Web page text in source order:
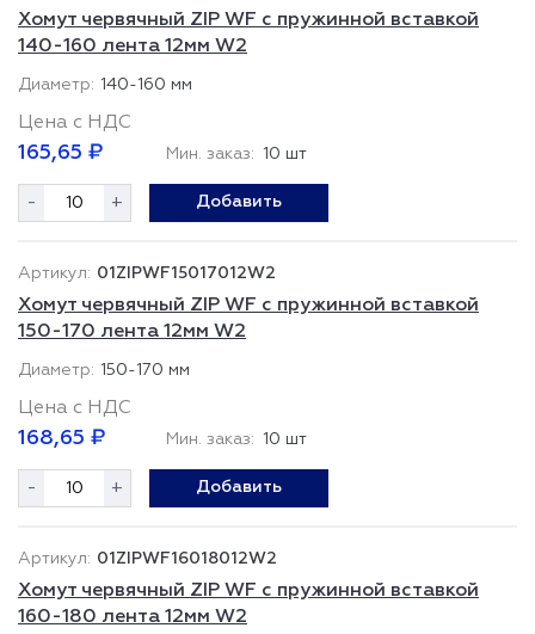
Хомут червячный ZIP WF с пружинной вставкой
140-160 лента 12мм W2
140-160 мм
Цена с НДС
165,65 ₽ Мин. заказ: 10 шт
- + Добавить
01ZIPWF15017012W2
Хомут червячный ZIP WF с пружинной вставкой
150-170 лента 12мм W2
150-170 мм
Цена с НДС
168,65 ₽ Мин. заказ: 10 шт
- + Добавить
01ZIPWF16018012W2
Хомут червячный ZIP WF с пружинной вставкой
160-180 лента 12мм W2